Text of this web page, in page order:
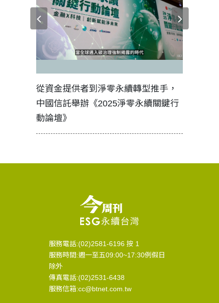
從資金提供者到淨零永續轉型推手，
中國信託舉辦《2025淨零永續關鍵行
動論壇》
服務電話:(02)2581-6196 按 1
服務時間:週一至五09:00~17:30例假日
除外
傳真電話:(02)2531-6438
服務信箱:cc@btnet.com.tw